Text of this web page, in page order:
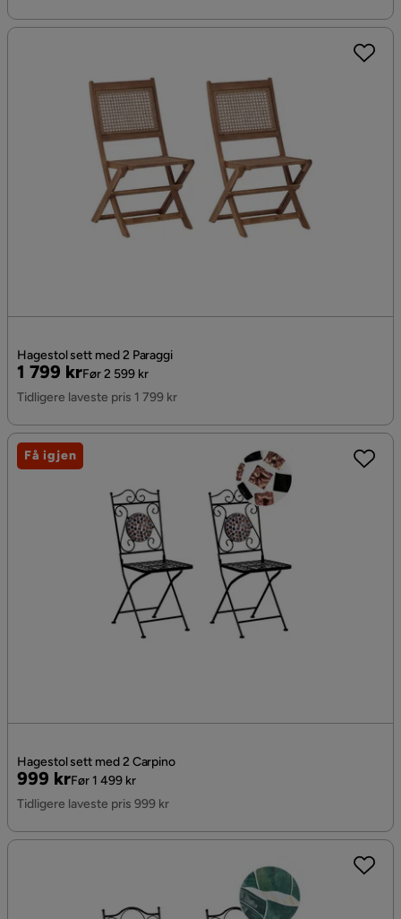
Hagestol sett med 2 Paraggi
Pris
1 799 kr
Original
Pris
Før 2 599 kr
Tidligere laveste pris 1 799 kr
Hagestol sett med 2 Carpino
Pris
999 kr
Original
Pris
Før 1 499 kr
Tidligere laveste pris 999 kr
Få igjen